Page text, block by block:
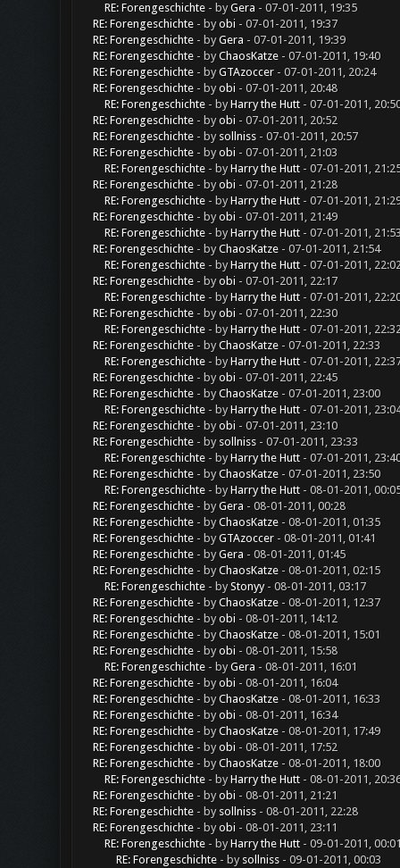
RE: Forengeschichte - byGera - 07-01-2011, 19:35
RE: Forengeschichte - byobi- 07-01-2011, 19:37
RE: Forengeschichte - byGera - 07-01-2011, 19:39
RE: Forengeschichte - byChaosKatze- 07-01-2011, 19:40
RE: Forengeschichte - byGTAzoccer- 07-01-2011, 20:24
RE: Forengeschichte - byobi- 07-01-2011, 20:48
RE: Forengeschichte - byHarry the Hutt- 07-01-2011,
RE: Forengeschichte - byobi- 07-01-2011, 20:52
RE: Forengeschichte - by sollniss- 07-01-2011, 20:57
RE: Forengeschichte - byobi- 07-01-2011, 21:03
RE: Forengeschichte - byHarry the Hutt- 07-01-2011,
RE: Forengeschichte - byobi- 07-01-2011, 21:28
RE: Forengeschichte - byHarry the Hutt- 07-01-2011,
RE: Forengeschichte - byobi- 07-01-2011, 21:49
RE: Forengeschichte - byHarry the Hutt- 07-01-2011, 21:53
RE: Forengeschichte - byChaosKatze- 07-01-2011, 21:54
RE: Forengeschichte - byHarry the Hutt- 07-01-2011,
RE: Forengeschichte - byobi- 07-01-2011, 22:17
RE: Forengeschichte - byHarry the Hutt- 07-01-2011,
RE: Forengeschichte - byobi- 07-01-2011, 22:30
RE: Forengeschichte - byHarry the Hutt- 07-01-2011,
RE: Forengeschichte - byChaosKatze- 07-01-2011, 22:33
RE: Forengeschichte - byHarry the Hutt- 07-01-2011,
RE: Forengeschichte - byobi- 07-01-2011, 22:45
RE: Forengeschichte - byChaosKatze- 07-01-2011, 23:00
RE: Forengeschichte - byHarry the Hutt- 07-01-2011,
RE: Forengeschichte - byobi- 07-01-2011, 23:10
RE: Forengeschichte - by sollniss- 07-01-2011, 23:33
RE: Forengeschichte - byHarry the Hutt- 07-01-2011,
RE: Forengeschichte - byChaosKatze- 07-01-2011, 23:50
RE: Forengeschichte - byHarry the Hutt- 08-01-2011,
RE: Forengeschichte - byGera - 08-01-2011, 00:28
RE: Forengeschichte - byChaosKatze- 08-01-2011, 01:35
RE: Forengeschichte - byGTAzoccer- 08-01-2011, 01:41
RE: Forengeschichte - byGera - 08-01-2011, 01:45
RE: Forengeschichte - byChaosKatze- 08-01-2011, 02:15
RE: Forengeschichte - byStonyy- 08-01-2011, 03:17
RE: Forengeschichte - byChaosKatze- 08-01-2011, 12:37
RE: Forengeschichte - byobi- 08-01-2011, 14:12
RE: Forengeschichte - byChaosKatze- 08-01-2011, 15:01
RE: Forengeschichte - byobi- 08-01-2011, 15:58
RE: Forengeschichte - byGera - 08-01-2011, 16:01
RE: Forengeschichte - byobi- 08-01-2011, 16:04
RE: Forengeschichte - byChaosKatze- 08-01-2011, 16:33
RE: Forengeschichte - byobi- 08-01-2011, 16:34
RE: Forengeschichte - byChaosKatze- 08-01-2011, 17:49
RE: Forengeschichte - byobi- 08-01-2011, 17:52
RE: Forengeschichte - byChaosKatze- 08-01-2011, 18:00
RE: Forengeschichte - byHarry the Hutt- 08-01-2011,
RE: Forengeschichte - byobi- 08-01-2011, 21:21
RE: Forengeschichte - by sollniss- 08-01-2011, 22:28
RE: Forengeschichte - byobi- 08-01-2011, 23:11
RE: Forengeschichte - byHarry the Hutt- 09-01-2011, 00:01
RE: Forengeschichte - by sollniss- 09-01-2011, 00:03